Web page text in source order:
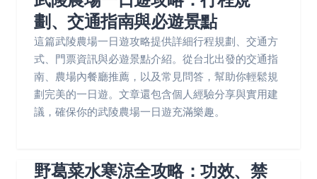
劃、交通指南與必遊景點
這篇武陵農場一日遊攻略提供詳細行程規劃、交通方
式、門票資訊與必遊景點介紹。從台北出發的交通指
南、農場內餐廳推薦，以及常見問答，幫助你輕鬆規
劃完美的一日遊。文章還包含個人經驗分享與實用建
議，確保你的武陵農場一日遊充滿樂趣。
野葛菜水寒涼全攻略：功效、禁